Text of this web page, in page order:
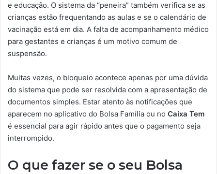
e educação. O sistema da “peneira” também verifica se as
crianças estão frequentando as aulas e se o calendário de
vacinação está em dia. A falta de acompanhamento médico
para gestantes e crianças é um motivo comum de
suspensão.
Muitas vezes, o bloqueio acontece apenas por uma dúvida
do sistema que pode ser resolvida com a apresentação de
documentos simples. Estar atento às notificações que
aparecem no aplicativo do Bolsa Família ou no Caixa Tem
é essencial para agir rápido antes que o pagamento seja
interrompido.
O que fazer se o seu Bolsa